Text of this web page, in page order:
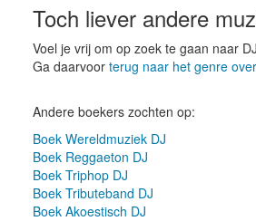
Toch liever andere
Voel je vrij om op zoek te gaan naar
Ga daarvoor terug naar het genre
Andere boekers zochten op:
Boek Wereldmuziek DJ
Boek Reggaeton DJ
Boek Triphop DJ
Boek Tributeband DJ
Boek Akoestisch DJ